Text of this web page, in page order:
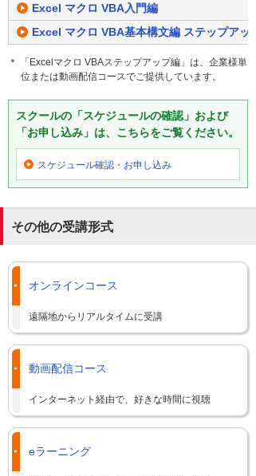
Excel マクロ VBA入門編
Excel マクロ VBA基本構文編 ステップアッ
＊ 「Excelマクロ VBAステップアップ編」は、企業様単
位または動画配信コースでご提供しています。
スクールの「スケジュールの確認」および
「お申し込み」は、こちらをご覧ください。
スケジュール確認・ お申し込み
その他の受講形式
オンラインコース
遠隔地からリアルタイムに受講
動画配信コース
インターネット経由で、好きな時間に視聴
eラーニング